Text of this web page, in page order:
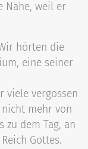
Nähe, weil er
hörten die
eine seiner
viele vergossen
nicht mehr von
zu dem Tag, an
Gottes.